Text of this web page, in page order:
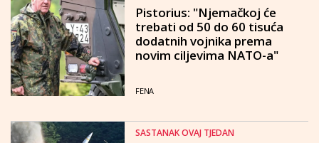
Pistorius: "Njemačkoj će
trebati od 50 do 60 tisuća
dodatnih vojnika prema
novim ciljevima NATO-a"
FENA
SASTANAK OVAJ TJEDAN